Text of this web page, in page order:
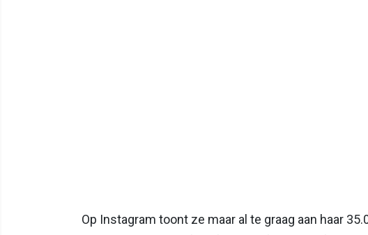
Op Instagram toont ze maar al te graag aan haar